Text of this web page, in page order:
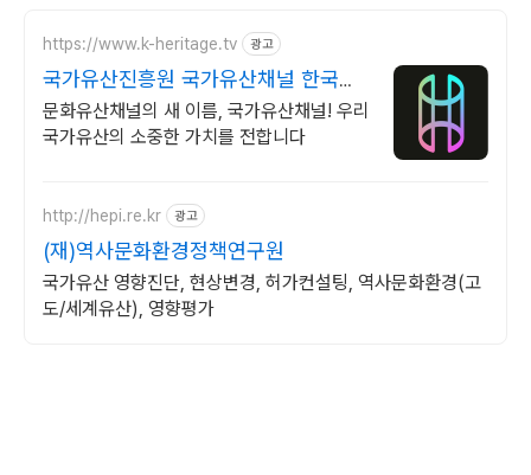
https://www.k-heritage.tv 광고
국가유산진흥원 국가유산채널 한국의
세계유산 영상
문화유산채널의 새 이름, 국가유산채널! 우리
국가유산의 소중한 가치를 전합니다
http://hepi.re.kr 광고
(재)역사문화환경정책연구원
국가유산 영향진단, 현상변경, 허가컨설팅, 역사문화환경(고
도/세계유산), 영향평가